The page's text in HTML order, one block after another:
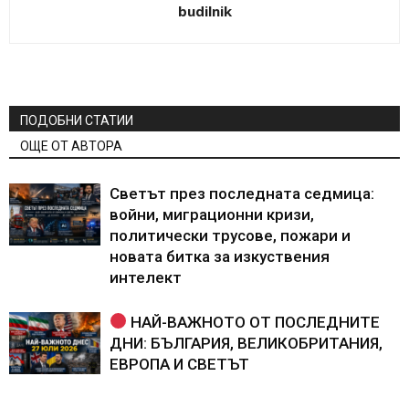
budilnik
ПОДОБНИ СТАТИИ
ОЩЕ ОТ АВТОРА
Светът през последната седмица:
войни, миграционни кризи,
политически трусове, пожари и
новата битка за изкуствения
интелект
НАЙ-ВАЖНОТО ОТ ПОСЛЕДНИТЕ
ДНИ: БЪЛГАРИЯ, ВЕЛИКОБРИТАНИЯ,
ЕВРОПА И СВЕТЪТ